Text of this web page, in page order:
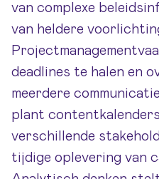
van complexe
van heldere
deadlines te halen en
meerdere
plant
verschillende
tijdige oplevering van